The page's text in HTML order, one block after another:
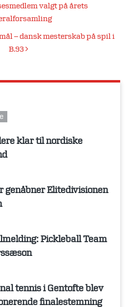
valgt på årets
– dansk mesterskab på spil i
B.93
klar til nordiske
genåbner Elitedivisionen
Pickleball Team
tennis i Gentofte blev
finalestemning